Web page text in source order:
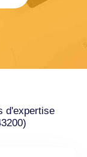
d'expertise